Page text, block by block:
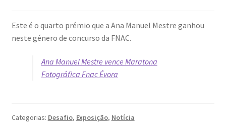
Dia Mundial da Terra
Este é o quarto prémio que a Ana Manuel Mestre ganhou
neste género de concurso da FNAC.
Ana Manuel Mestre vence Maratona
Fotográfica Fnac Évora
Categorias: Desafio, Exposição, Notícia